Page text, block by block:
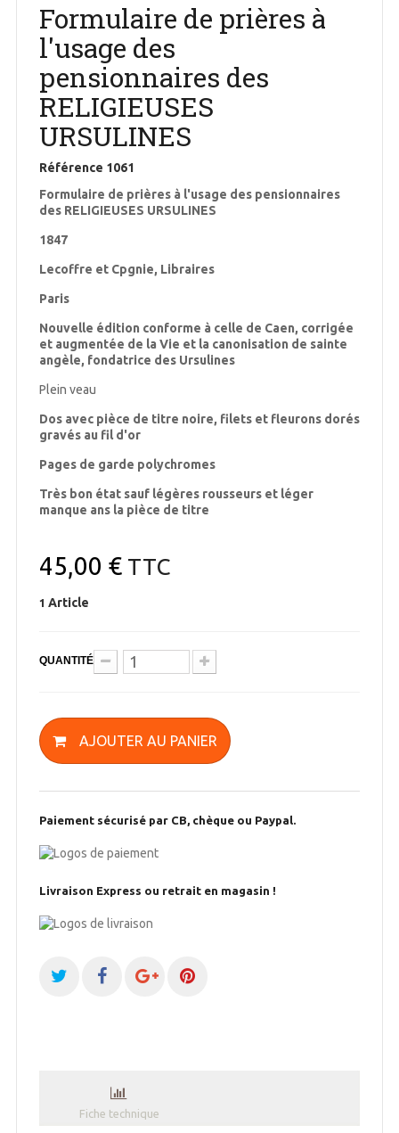
Formulaire de prières à
l'usage des
pensionnaires des
RELIGIEUSES
URSULINES
Référence 1061
Formulaire de prières à l'usage des pensionnaires
des RELIGIEUSES URSULINES
1847
Lecoffre et Cpgnie, Libraires
Paris
Nouvelle édition conforme à celle de Caen, corrigée
et augmentée de la Vie et la canonisation de sainte
angèle, fondatrice des Ursulines
Plein veau
Dos avec pièce de titre noire, filets et fleurons dorés
gravés au fil d'or
Pages de garde polychromes
Très bon état sauf légères rousseurs et léger
manque ans la pièce de titre
45,00 €TTC
1 Article
QUANTITÉ
AJOUTER AU PANIER
Paiement sécurisé par CB, chèque ou Paypal.
Livraison Express ou retrait en magasin !
Fiche technique